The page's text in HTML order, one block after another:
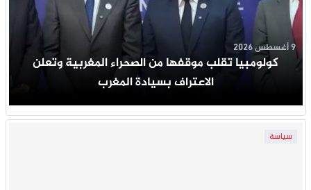
كولومبيا تقلب موقفها من الصحراء المغربية وتعلن
الاعتراف بسيادة المغرب
9 أغسطس 2026
سياسة